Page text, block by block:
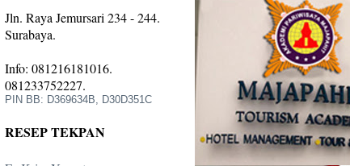
Jln. Raya Jemursari 234 - 244.
Surabaya.
Info: 081216181016.
081233752227.
PIN BB: D369634B, D30D351C
RESEP TEKPAN